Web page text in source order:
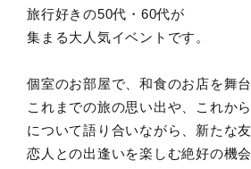
旅行好きの50代・60代が
集まる大人気イベントです。
個室のお部屋で、和食のお店を舞台
これまでの旅の思い出や、これか
について語り合いながら、新たな
恋人との出逢いを楽しむ絶好の機会